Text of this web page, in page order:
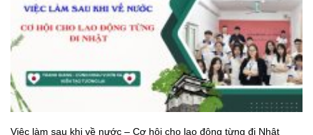
Việc làm sau khi về nước – Cơ hội cho lao động từng đi Nhật